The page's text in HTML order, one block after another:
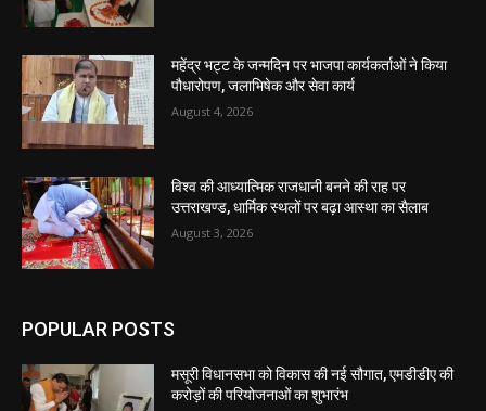
महेंद्र भट्ट के जन्मदिन पर भाजपा कार्यकर्ताओं ने किया
पौधारोपण, जलाभिषेक और सेवा कार्य
August 4, 2026
विश्व की आध्यात्मिक राजधानी बनने की राह पर
उत्तराखण्ड, धार्मिक स्थलों पर बढ़ा आस्था का सैलाब
August 3, 2026
POPULAR POSTS
मसूरी विधानसभा को विकास की नई सौगात, एमडीडीए की
करोड़ों की परियोजनाओं का शुभारंभ